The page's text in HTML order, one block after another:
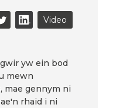
Video
yw ein bod
mewn
mae gennym ni
rhaid i ni